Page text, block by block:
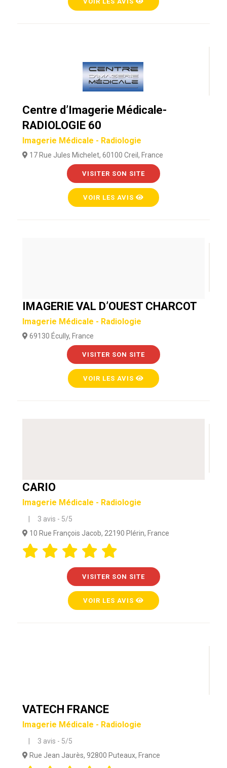
Centre d’Imagerie Médicale-
RADIOLOGIE 60
Imagerie Médicale - Radiologie
17 Rue Jules Michelet, 60100 Creil, France
VISITER SON SITE
VOIR LES AVIS
IMAGERIE VAL D’OUEST CHARCOT
Imagerie Médicale - Radiologie
69130 Écully, France
VISITER SON SITE
VOIR LES AVIS
CARIO
Imagerie Médicale - Radiologie
| 3 avis - 5/5
10 Rue François Jacob, 22190 Plérin, France
VISITER SON SITE
VOIR LES AVIS
VATECH FRANCE
Imagerie Médicale - Radiologie
| 3 avis - 5/5
Rue Jean Jaurès, 92800 Puteaux, France